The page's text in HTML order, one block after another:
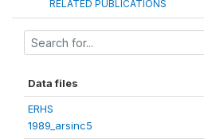
RELATED PUBLICATIONS
Data files
ERHS
1989_arsinc5